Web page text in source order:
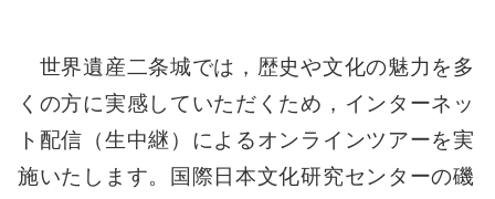
世界遺産二条城では，歴史や文化の魅力を多
くの方に実感していただくため，インターネッ
ト配信（生中継）によるオンラインツアーを実
施いたします。国際日本文化研究センターの磯